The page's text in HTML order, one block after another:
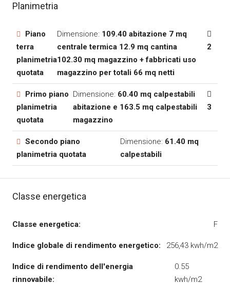
Planimetria
Piano
terra
planimetria
quotata
Dimensione: 109.40 abitazione 7 mq
centrale termica 12.9 mq cantina
102.30 mq magazzino + fabbricati uso
magazzino per totali 66 mq netti
2
Primo piano
planimetria
quotata
Dimensione: 60.40 mq calpestabili
abitazione e 163.5 mq calpestabili
magazzino
3
Secondo piano
planimetria quotata
Dimensione: 61.40 mq
calpestabili
Classe energetica
Classe energetica: F
Indice globale di rendimento energetico: 256,43 kwh/m2
Indice di rendimento dell'energia
rinnovabile:
0.55
kwh/m2